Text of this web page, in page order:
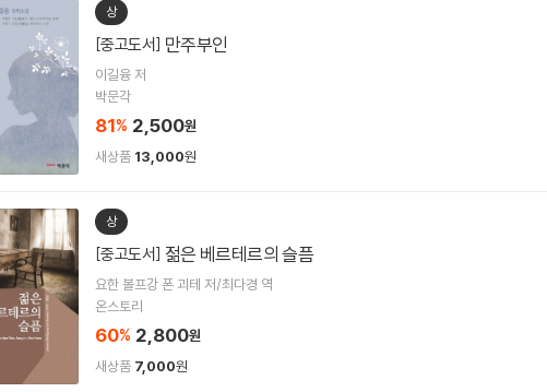
상
[중고도서] 만주부인
이길융 저
박문각
81% 2,500원
새상품 13,000원
상
[중고도서] 젊은 베르테르의 슬픔
요한 볼프강 폰 괴테 저/최다경 역
온스토리
60% 2,800원
새상품 7,000원